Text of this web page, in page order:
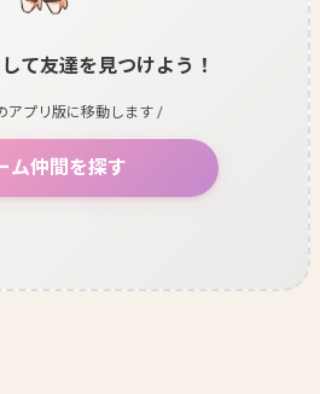
て友達を見つけよう！
アプリ版に移動します /
ム仲間を探す